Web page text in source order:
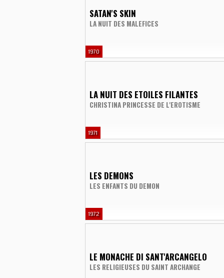
SATAN'S SKIN
LA NUIT DES MALEFICES
1970
LA NUIT DES ETOILES FILANTES
CHRISTINA PRINCESSE DE L'EROTISME
1971
LES DEMONS
LES ENFANTS DU DEMON
1972
LE MONACHE DI SANT'ARCANGELO
LES RELIGIEUSES DU SAINT ARCHANGE